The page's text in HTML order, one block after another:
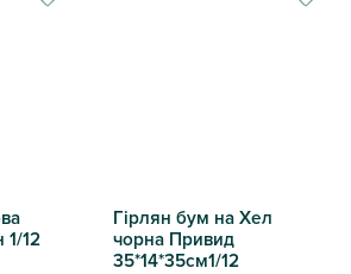
1/12
Гірлян бум на Хел
чорна Привид
35*14*35см1/12